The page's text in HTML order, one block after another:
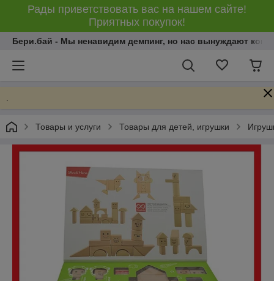
Рады приветствовать вас на нашем сайте!
Приятных покупок!
Бери.бай - Мы ненавидим демпинг, но нас вынуждают
Товары и услуги Товары для детей, игрушки